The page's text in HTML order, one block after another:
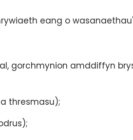
eang o
gorchmynion amddiffyn
thresmasu);